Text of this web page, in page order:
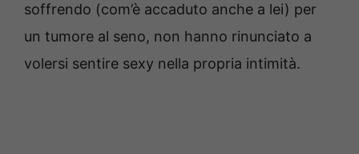
soffrendo (com’è accaduto anche a lei) per
un tumore al seno, non hanno rinunciato a
volersi sentire sexy nella propria intimità.